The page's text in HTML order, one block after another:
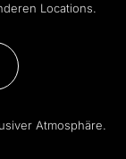
Locations.
Atmosphäre.